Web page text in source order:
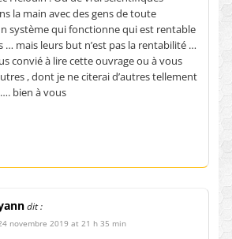
la main avec des gens de toute
système qui fonctionne qui est rentable
… mais leurs but n’est pas la rentabilité …
convié à lire cette ouvrage ou à vous
, dont je ne citerai d’autres tellement
bien à vous
dit :
novembre 2019 at 21 h 35 min